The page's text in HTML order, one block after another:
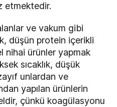
etmektedir.
ve vakum gibi
düşün protein içerikli
nihai ürünler yapmak
sıcaklık, düşük
unlardan ve
yapılan ürünlerin
çünkü koagülasyonu